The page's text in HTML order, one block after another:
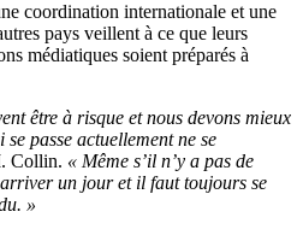
coordination internationale et une
pays veillent à ce que leurs
médiatiques soient préparés à
être à risque et nous devons mieux
passe actuellement ne se
Collin. « Même s’il n’y a pas de
un jour et il faut toujours se
»